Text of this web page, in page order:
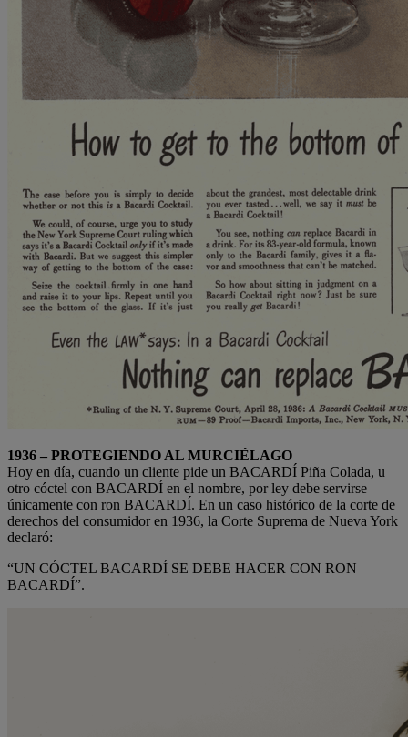
1936 – PROTEGIENDO AL MURCIÉLAGO
Hoy en día, cuando un cliente pide un BACARDÍ Piña Colada, u
otro cóctel con BACARDÍ en el nombre, por ley debe servirse
únicamente con ron BACARDÍ. En un caso histórico de la corte de
derechos del consumidor en 1936, la Corte Suprema de Nueva York
declaró:
“UN CÓCTEL BACARDÍ SE DEBE HACER CON RON
BACARDÍ”.